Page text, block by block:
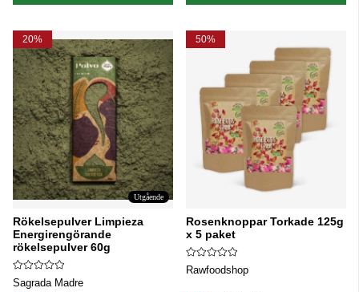
20%
Utgående
Rökelsepulver Limpieza
Energirengörande
rökelsepulver 60g
Sagrada Madre
50%
Rosenknoppar Torkade 125g
x 5 paket
Rawfoodshop